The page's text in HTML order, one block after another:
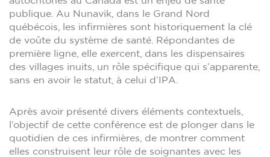
publique. Au Nunavik, dans le Grand Nord
québécois, les infirmières sont historiquement la clé
de voûte du système de santé. Répondantes de
première ligne, elle exercent, dans les dispensaires
des villages inuits, un rôle spécifique qui s’apparente,
sans en avoir le statut, à celui d’IPA.
Après avoir présenté divers éléments contextuels,
l’objectif de cette conférence est de plonger dans le
quotidien de ces infirmières, de montrer comment
elles construisent leur rôle de soignantes avec les